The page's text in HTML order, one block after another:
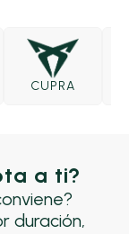
CUPRA
a ti?
duración,